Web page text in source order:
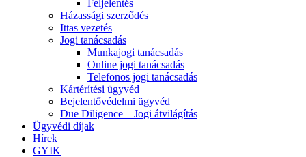
Feljelentés
Házassági szerződés
Ittas vezetés
Jogi tanácsadás
Munkajogi tanácsadás
Online jogi tanácsadás
Telefonos jogi tanácsadás
Kártérítési ügyvéd
Bejelentővédelmi ügyvéd
Due Diligence – Jogi átvilágítás
Ügyvédi díjak
Hírek
GYIK